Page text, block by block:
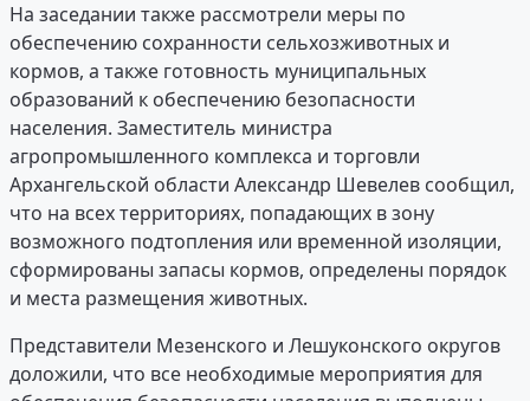
На заседании также рассмотрели меры по
обеспечению сохранности сельхозживотных и
кормов, а также готовность муниципальных
образований к обеспечению безопасности
населения. Заместитель министра
агропромышленного комплекса и торговли
Архангельской области Александр Шевелев сообщил,
что на всех территориях, попадающих в зону
возможного подтопления или временной изоляции,
сформированы запасы кормов, определены порядок
и места размещения животных.
Представители Мезенского и Лешуконского округов
доложили, что все необходимые мероприятия для